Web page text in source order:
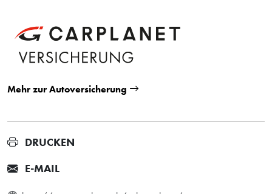
Mehr zur Autoversicherung
DRUCKEN
E-MAIL